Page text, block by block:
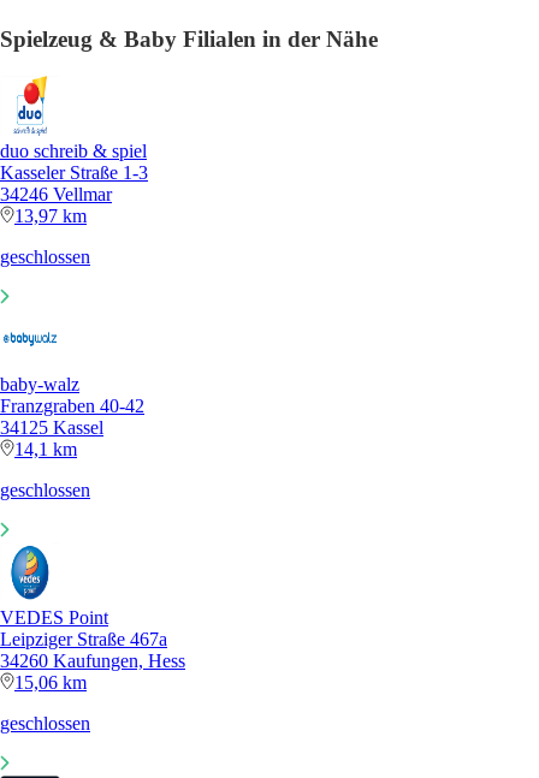
Spielzeug & Baby Filialen in der Nähe
duo schreib & spiel
Kasseler Straße 1-3
34246 Vellmar
13,97 km
geschlossen
baby-walz
Franzgraben 40-42
34125 Kassel
14,1 km
geschlossen
VEDES Point
Leipziger Straße 467a
34260 Kaufungen, Hess
15,06 km
geschlossen